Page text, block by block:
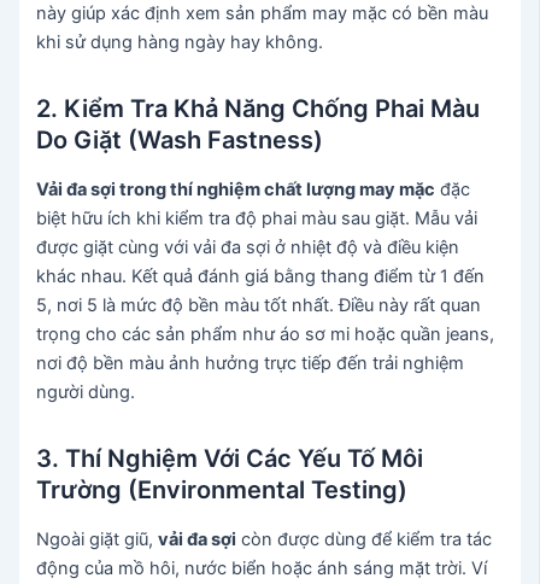
này giúp xác định xem sản phẩm may mặc có bền màu
khi sử dụng hàng ngày hay không.
2. Kiểm Tra Khả Năng Chống Phai Màu
Do Giặt (Wash Fastness)
Vải đa sợi trong thí nghiệm chất lượng may mặc đặc
biệt hữu ích khi kiểm tra độ phai màu sau giặt. Mẫu vải
được giặt cùng với vải đa sợi ở nhiệt độ và điều kiện
khác nhau. Kết quả đánh giá bằng thang điểm từ 1 đến
5, nơi 5 là mức độ bền màu tốt nhất. Điều này rất quan
trọng cho các sản phẩm như áo sơ mi hoặc quần jeans,
nơi độ bền màu ảnh hưởng trực tiếp đến trải nghiệm
người dùng.
3. Thí Nghiệm Với Các Yếu Tố Môi
Trường (Environmental Testing)
Ngoài giặt giũ,vải đa sợi còn được dùng để kiểm tra tác
động của mồ hôi, nước biển hoặc ánh sáng mặt trời. Ví